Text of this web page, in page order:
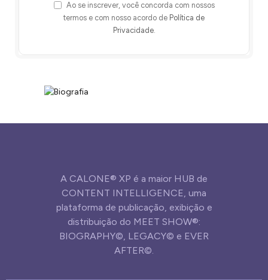
Ao se inscrever, você concorda com nossos
termos e com nosso acordo de Política de
Privacidade.
A CALONE® XP é a maior HUB de
CONTENT INTELLIGENCE, uma
plataforma de publicação, exibição e
distribuição do MEET SHOW®:
BIOGRAPHY©, LEGACY© e EVER
AFTER©.